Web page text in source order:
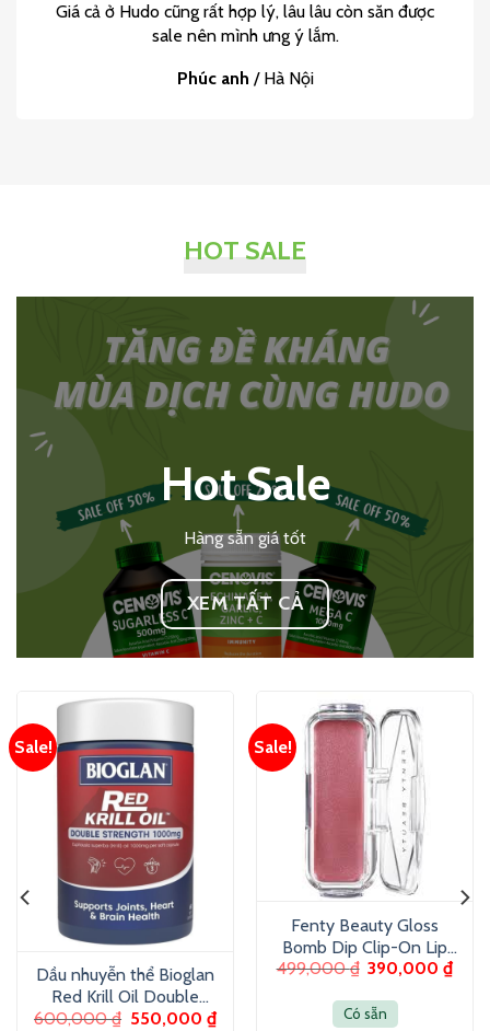
Giá cả ở Hudo cũng rất hợp lý, lâu lâu còn săn được
sale nên mình ưng ý lắm.
Phúc anh / Hà Nội
HOT SALE
Hot Sale
Hàng sẵn giá tốt
XEM TẤT CẢ
Sale!
Dầu nhuyễn thể Bioglan
Red Krill Oil Double
Strength 1000mg 60
600,000₫ 550,000 ₫
Sale!
Fenty Beauty Gloss
Bomb Dip Clip-On Lip
Luminizer 6g – Son
499,000₫ 390,000₫
Có sẵn